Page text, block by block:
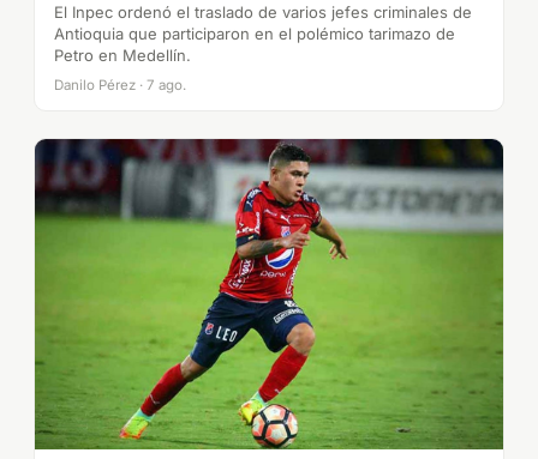
El Inpec ordenó el traslado de varios jefes criminales de
Antioquia que participaron en el polémico tarimazo de
Petro en Medellín.
Danilo Pérez · 7 ago.